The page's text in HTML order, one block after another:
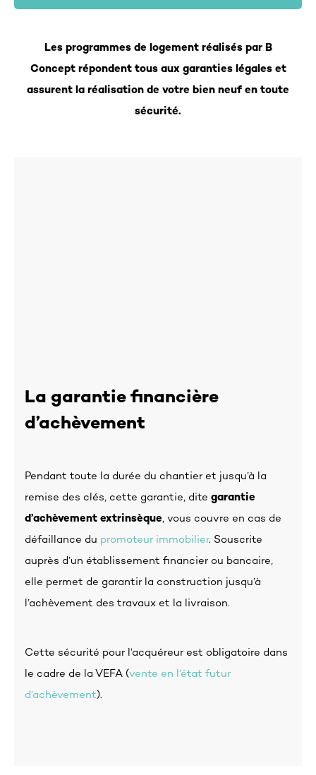
Les programmes de logement réalisés par B
Concept répondent tous aux garanties légales et
assurent la réalisation de votre bien neuf en toute
sécurité.
La garantie financière
d’achèvement
Pendant toute la durée du chantier et jusqu’à la
remise des clés, cette garantie, dite garantie
d’achèvement extrinsèque, vous couvre en cas de
défaillance du promoteur immobilier. Souscrite
auprès d’un établissement financier ou bancaire,
elle permet de garantir la construction jusqu’à
l’achèvement des travaux et la livraison.
Cette sécurité pour l’acquéreur est obligatoire dans
le cadre de la VEFA (vente en l’état futur
d’achèvement).